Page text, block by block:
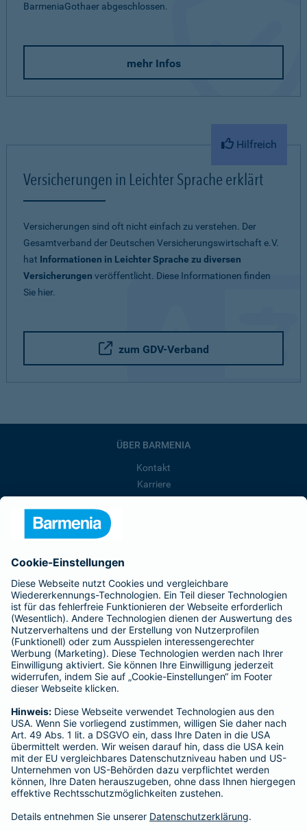
BarmeniaGothaer abgeschlossen.
mehr Infos
Hilfreich
Versicherungen in Leichter Sprache erklärt
Versicherungen sind oft nicht einfach zu verstehen. Der
Gesamtverband der Deutschen Versicherungswirtschaft e.V.
hat Informationen in Leichter Sprache zu diversen
Versicherungen veröffentlicht. Diese Informationen finden
Sie hier.
zum GDV-Verband
ÜBER BARMENIA
Kontakt
Karriere
Barmenia ist Teil der BarmeniaGothaer
BELIEBTE SEITEN
Kranken-Zusatzversicherung
Tierversicherungen
Haftpflichtversicherung
Hausratversicherung
Adresse ändern
Schaden melden
Kilometerstandsmeldung
Serviceübersicht